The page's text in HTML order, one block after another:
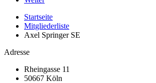
Startseite
Mitgliederliste
Axel Springer SE
Adresse
Rheingasse 11
50667 Köln